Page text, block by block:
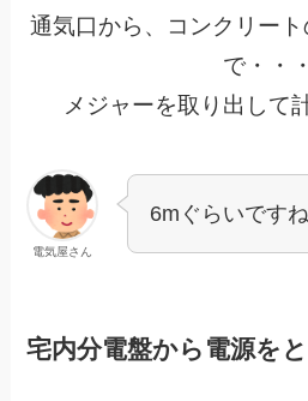
通気口から、コンクリー
で・・・
メジャーを取り出して
電気屋さん
6mぐらいですね
宅内分電盤から電源を